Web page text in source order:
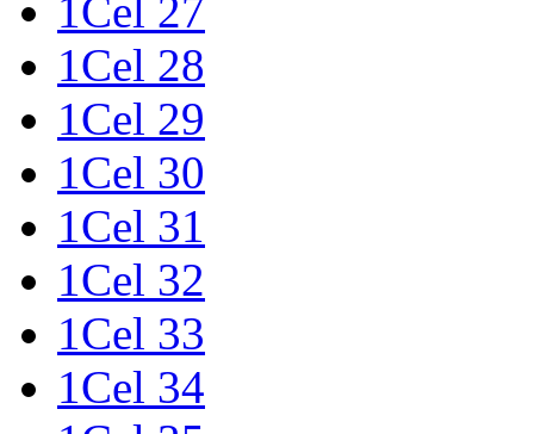
1Cel 27
1Cel 28
1Cel 29
1Cel 30
1Cel 31
1Cel 32
1Cel 33
1Cel 34